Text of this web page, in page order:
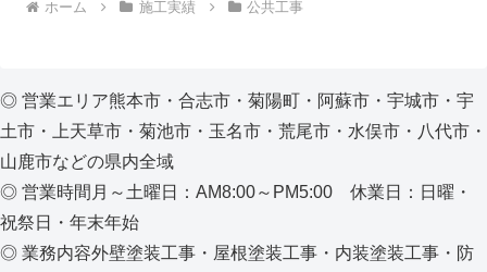
ホーム 施工実績 公共工事
◎ 営業エリア熊本市・合志市・菊陽町・阿蘇市・宇城市・宇
土市・上天草市・菊池市・玉名市・荒尾市・水俣市・八代市・
山鹿市などの県内全域
◎ 営業時間月～土曜日：AM8:00～PM5:00 休業日：日曜・
祝祭日・年末年始
◎ 業務内容外壁塗装工事・屋根塗装工事・内装塗装工事・防